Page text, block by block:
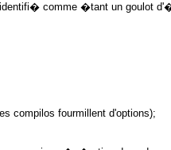
comme �tant un goulot
compilos fourmillent d'options);